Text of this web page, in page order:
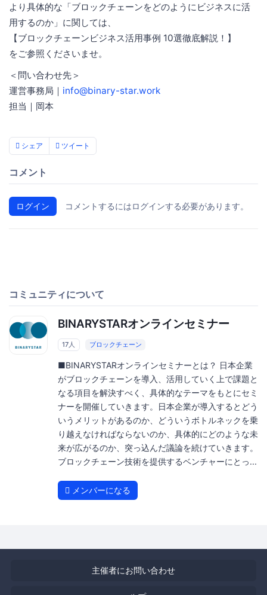
より具体的な「ブロックチェーンをどのようにビジネスに活
用するのか」に関しては、
【ブロックチェーンビジネス活用事例 10選徹底解説！】
をご参照くださいませ。
＜問い合わせ先＞
運営事務局｜ info@binary-star.work
担当｜岡本
シェア ツイート
コメント
ログイン コメントするにはログインする必要があります。
コミュニティについて
BINARYSTARオンラインセミナー
17人 ブロックチェーン
■BINARYSTARオンラインセミナーとは？ 日本企業
がブロックチェーンを導入、活用していく上で課題と
なる項目を解決すべく、具体的なテーマをもとにセミ
ナーを開催していきます。日本企業が導入するとどう
いうメリットがあるのか、どういうボトルネックを乗
り越えなければならないのか、具体的にどのような未
来が広がるのか、突っ込んだ議論を続けていきます。
ブロックチェーン技術を提供するベンチャーにとっ...
メンバーになる
主催者にお問い合わせ